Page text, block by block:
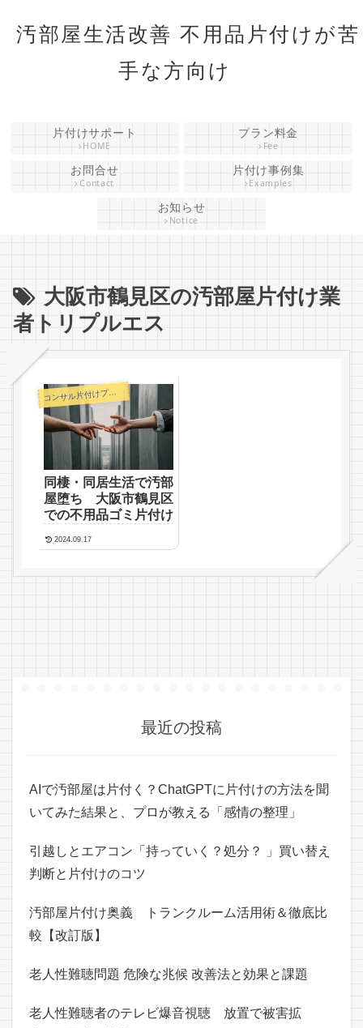
汚部屋生活改善 不用品片付けが苦
手な方向け
片付けサポート
HOME
プラン料金
Fee
お問合せ
Contact
片付け事例集
Examples
お知らせ
Notice
大阪市鶴見区の汚部屋片付け業
者トリプルエス
コ
ンサル片付けプラン
同棲・同居生活で汚部
屋堕ち 大阪市鶴見区
での不用品ゴミ片付け
2024.09.17
最近の投稿
AIで汚部屋は片付く？ChatGPTに片付けの方法を聞
いてみた結果と、プロが教える「感情の整理」
引越しとエアコン「持っていく？処分？ 」買い替え
判断と片付けのコツ
汚部屋片付け奥義 トランクルーム活用術＆徹底比
較【改訂版】
老人性難聴問題 危険な兆候 改善法と効果と課題
老人性難聴者のテレビ爆音視聴 放置で被害拡